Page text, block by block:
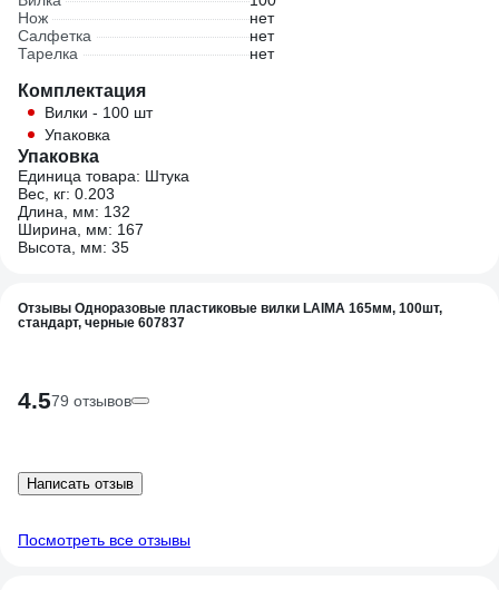
Нож
нет
Салфетка
нет
Тарелка
нет
Комплектация
Вилки - 100 шт
Упаковка
Упаковка
Единица товара: Штука
Вес, кг: 0.203
Длина, мм: 132
Ширина, мм: 167
Высота, мм: 35
Отзывы Одноразовые пластиковые вилки LAIMA 165мм, 100шт,
стандарт, черные 607837
4.579 отзывов
Написать отзыв
Посмотреть все отзывы